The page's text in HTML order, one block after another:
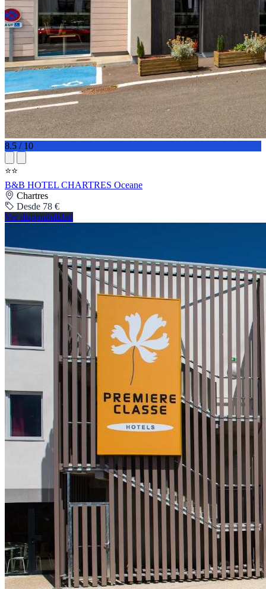
8.5 / 10
⭐⭐
B&B HOTEL CHARTRES Oceane
Chartres
Desde 78 €
Ver disponibilidad